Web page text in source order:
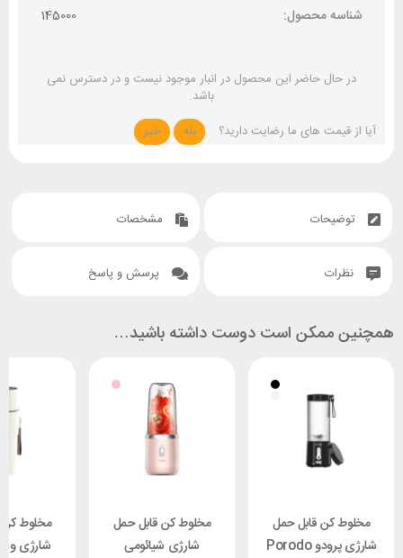
شناسه محصول: 145000
در حال حاضر این محصول در انبار موجود نیست و در دسترس نمی
باشد.
آیا از قیمت های ما رضایت دارید؟
بله خیر
توضیحات مشخصات
نظرات پرسش و پاسخ
همچنین ممکن است دوست داشته باشید…
مخلوط کن قابل حمل
شارژی پرودو Porodo
مخلوط کن قابل حمل
شارژی شیائومی
مخلوط
شارژی و